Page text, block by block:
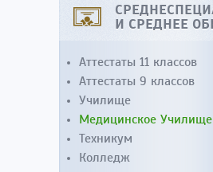
И СРЕДНЕЕ
Аттестаты 11 классов
Аттестаты 9 классов
Училище
Медицинское Училище
Техникум
Колледж